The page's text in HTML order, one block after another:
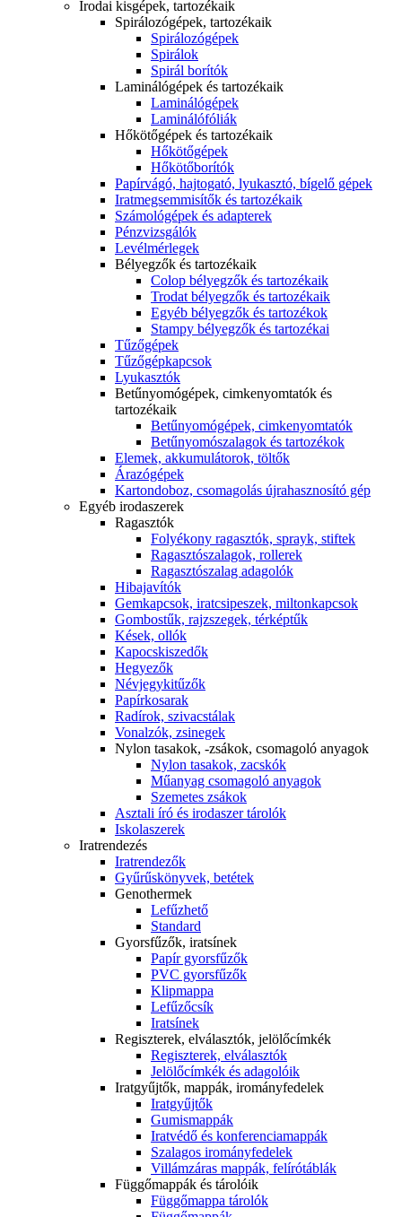
Irodai kisgépek, tartozékaik
Spirálozógépek, tartozékaik
Spirálozógépek
Spirálok
Spirál borítók
Laminálógépek és tartozékaik
Laminálógépek
Laminálófóliák
Hőkötőgépek és tartozékaik
Hőkötőgépek
Hőkötőborítók
Papírvágó, hajtogató, lyukasztó, bígelő gépek
Iratmegsemmisítők és tartozékaik
Számológépek és adapterek
Pénzvizsgálók
Levélmérlegek
Bélyegzők és tartozékaik
Colop bélyegzők és tartozékaik
Trodat bélyegzők és tartozékaik
Egyéb bélyegzők és tartozékok
Stampy bélyegzők és tartozékai
Tűzőgépek
Tűzőgépkapcsok
Lyukasztók
Betűnyomógépek, cimkenyomtatók és
tartozékaik
Betűnyomógépek, cimkenyomtatók
Betűnyomószalagok és tartozékok
Elemek, akkumulátorok, töltők
Árazógépek
Kartondoboz, csomagolás újrahasznosító gép
Egyéb irodaszerek
Ragasztók
Folyékony ragasztók, sprayk, stiftek
Ragasztószalagok, rollerek
Ragasztószalag adagolók
Hibajavítók
Gemkapcsok, iratcsipeszek, miltonkapcsok
Gombostűk, rajzszegek, térképtűk
Kések, ollók
Kapocskiszedők
Hegyezők
Névjegykitűzők
Papírkosarak
Radírok, szivacstálak
Vonalzók, zsinegek
Nylon tasakok, -zsákok, csomagoló anyagok
Nylon tasakok, zacskók
Műanyag csomagoló anyagok
Szemetes zsákok
Asztali író és irodaszer tárolók
Iskolaszerek
Iratrendezés
Iratrendezők
Gyűrűskönyvek, betétek
Genothermek
Lefűzhető
Standard
Gyorsfűzők, iratsínek
Papír gyorsfűzők
PVC gyorsfűzők
Klipmappa
Lefűzőcsík
Iratsínek
Regiszterek, elválasztók, jelölőcímkék
Regiszterek, elválasztók
Jelölőcímkék és adagolóik
Iratgyűjtők, mappák, irományfedelek
Iratgyűjtők
Gumismappák
Iratvédő és konferenciamappák
Szalagos irományfedelek
Villámzáras mappák, felírótáblák
Függőmappák és tárolóik
Függőmappa tárolók